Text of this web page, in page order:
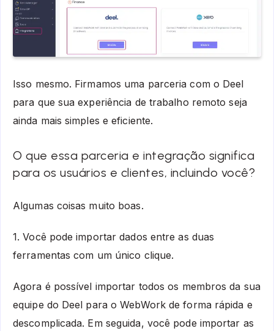
Isso mesmo. Firmamos uma parceria com o Deel
para que sua experiência de trabalho remoto seja
ainda mais simples e eficiente.
O que essa parceria e integração significa
para os usuários e clientes, incluindo você?
Algumas coisas muito boas.
1. Você pode importar dados entre as duas
ferramentas com um único clique.
Agora é possível importar todos os membros da sua
equipe do Deel para o WebWork de forma rápida e
descomplicada. Em seguida, você pode importar as